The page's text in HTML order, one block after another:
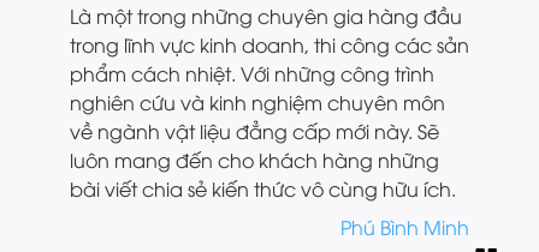
Là một trong những chuyên gia hàng đầu
trong lĩnh vực kinh doanh, thi công các sản
phẩm cách nhiệt. Với những công trình
nghiên cứu và kinh nghiệm chuyên môn
về ngành vật liệu đẳng cấp mới này. Sẽ
luôn mang đến cho khách hàng những
bài viết chia sẻ kiến thức vô cùng hữu ích.
Phú Bình Minh